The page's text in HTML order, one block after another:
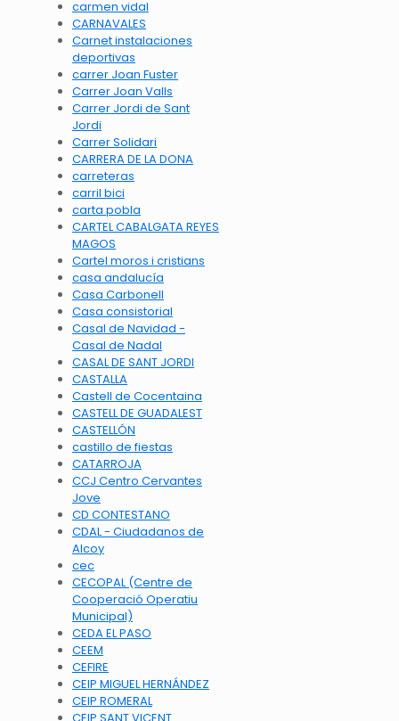
carmen vidal
CARNAVALES
Carnet instalaciones
deportivas
carrer Joan Fuster
Carrer Joan Valls
Carrer Jordi de Sant
Jordi
Carrer Solidari
CARRERA DE LA DONA
carreteras
carril bici
carta pobla
CARTEL CABALGATA REYES
MAGOS
Cartel moros i cristians
casa andalucía
Casa Carbonell
Casa consistorial
Casal de Navidad -
Casal de Nadal
CASAL DE SANT JORDI
CASTALLA
Castell de Cocentaina
CASTELL DE GUADALEST
CASTELLÓN
castillo de fiestas
CATARROJA
CCJ Centro Cervantes
Jove
CD CONTESTANO
CDAL - Ciudadanos de
Alcoy
cec
CECOPAL (Centre de
Cooperació Operatiu
Municipal)
CEDA EL PASO
CEEM
CEFIRE
CEIP MIGUEL HERNÁNDEZ
CEIP ROMERAL